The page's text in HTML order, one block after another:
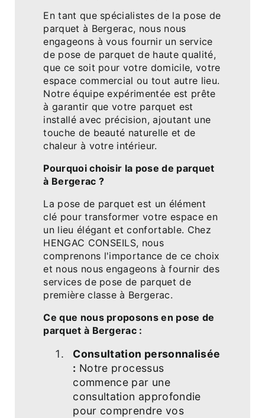
En tant que spécialistes de la pose de
parquet à Bergerac, nous nous
engageons à vous fournir un service
de pose de parquet de haute qualité,
que ce soit pour votre domicile, votre
espace commercial ou tout autre lieu.
Notre équipe expérimentée est prête
à garantir que votre parquet est
installé avec précision, ajoutant une
touche de beauté naturelle et de
chaleur à votre intérieur.
Pourquoi choisir la pose de parquet
à Bergerac ?
La pose de parquet est un élément
clé pour transformer votre espace en
un lieu élégant et confortable. Chez
HENGAC CONSEILS, nous
comprenons l'importance de ce choix
et nous nous engageons à fournir des
services de pose de parquet de
première classe à Bergerac.
Ce que nous proposons en pose de
parquet à Bergerac :
Consultation personnalisée
: Notre processus
commence par une
consultation approfondie
pour comprendre vos